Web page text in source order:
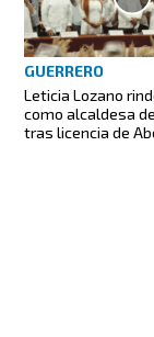
GUERRERO
Leticia Lozano
como alcaldesa
tras licencia de